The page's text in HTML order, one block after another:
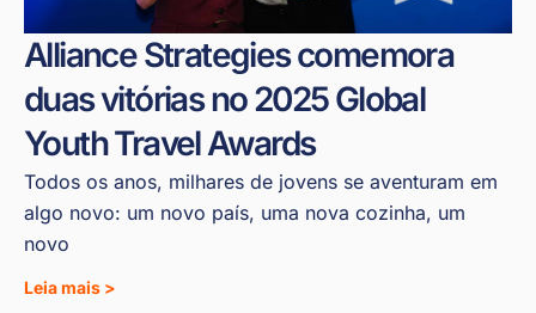
Alliance Strategies comemora
duas vitórias no 2025 Global
Youth Travel Awards
Todos os anos, milhares de jovens se aventuram em
algo novo: um novo país, uma nova cozinha, um
novo
Leia mais >